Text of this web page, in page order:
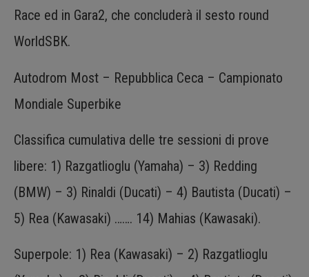
Race ed in Gara2, che concluderà il sesto round
WorldSBK.
Autodrom Most – Repubblica Ceca – Campionato
Mondiale Superbike
Classifica cumulativa delle tre sessioni di prove
libere: 1) Razgatlioglu (Yamaha) – 3) Redding
(BMW) – 3) Rinaldi (Ducati) – 4) Bautista (Ducati) –
5) Rea (Kawasaki) ……. 14) Mahias (Kawasaki).
Superpole: 1) Rea (Kawasaki) – 2) Razgatlioglu